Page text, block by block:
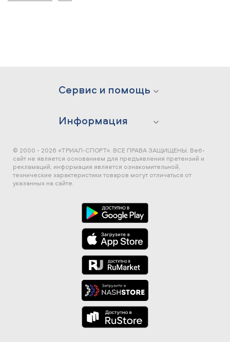
Сервис и помощь
Информация
© 2000 - 2026 «ТРИАЛ-СПОРТ». ВСЕ ПРАВА ЗАЩИЩЕНЫ. Веб-
сайт не является основанием для предъявления претензий и
рекламаций, информация является ознакомительной,
технические характеристики товаров могут отличаться от
указанных на сайте.